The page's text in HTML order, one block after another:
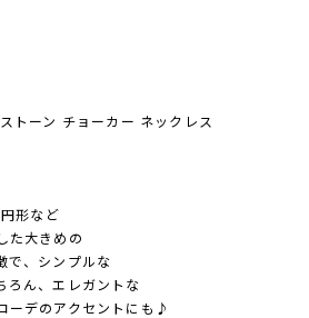
トーン チョーカー ネックレス
形など
た大きめの
で、シンプルな
ん、エレガントな
ーデのアクセントにも♪